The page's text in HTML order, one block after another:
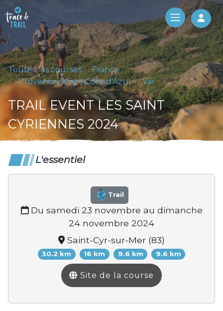
Log
Toutes les courses
France
Provence-Alpes-Côte d'Azur
Var
TRAIL EVENT LES SAINT
CYRIENNES 2024
L'essentiel
Trail
Du samedi 23 novembre au dimanche
24 novembre 2024
Saint-Cyr-sur-Mer (83)
30.2 km 16 km 9.6 km 9.6 km
Site de la course